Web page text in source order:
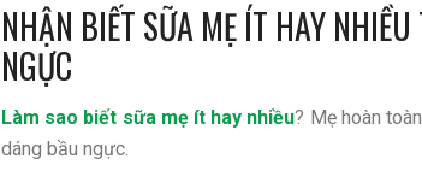
NHẬN BIẾT SỮA MẸ ÍT HAY
NGỰC
Làm sao biết sữa mẹ ít hay nhiều? Mẹ hoàn
dáng bầu ngực.